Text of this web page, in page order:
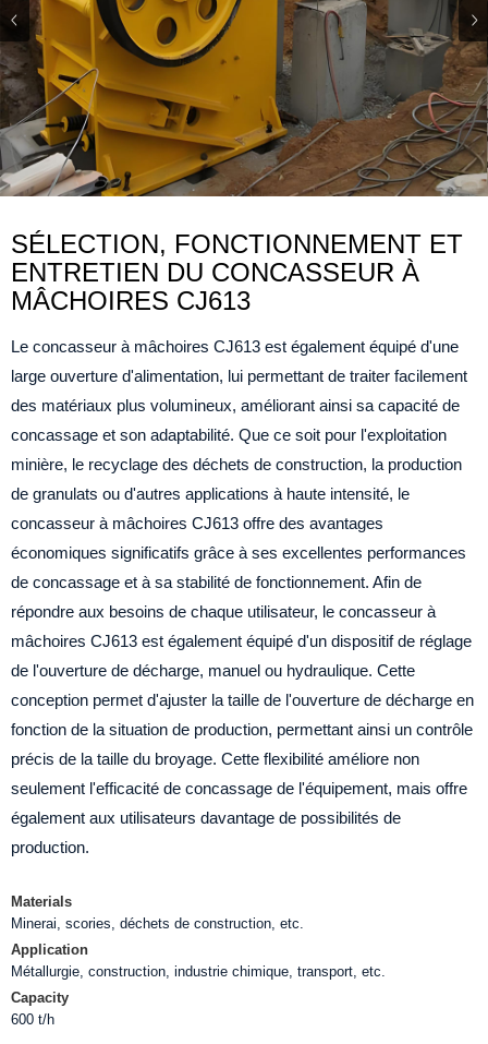
SÉLECTION, FONCTIONNEMENT ET
ENTRETIEN DU CONCASSEUR À
MÂCHOIRES CJ613
Le concasseur à mâchoires CJ613 est également équipé d'une
large ouverture d'alimentation, lui permettant de traiter facilement
des matériaux plus volumineux, améliorant ainsi sa capacité de
concassage et son adaptabilité. Que ce soit pour l'exploitation
minière, le recyclage des déchets de construction, la production
de granulats ou d'autres applications à haute intensité, le
concasseur à mâchoires CJ613 offre des avantages
économiques significatifs grâce à ses excellentes performances
de concassage et à sa stabilité de fonctionnement. Afin de
répondre aux besoins de chaque utilisateur, le concasseur à
mâchoires CJ613 est également équipé d'un dispositif de réglage
de l'ouverture de décharge, manuel ou hydraulique. Cette
conception permet d'ajuster la taille de l'ouverture de décharge en
fonction de la situation de production, permettant ainsi un contrôle
précis de la taille du broyage. Cette flexibilité améliore non
seulement l'efficacité de concassage de l'équipement, mais offre
également aux utilisateurs davantage de possibilités de
production.
Materials
Minerai, scories, déchets de construction, etc.
Application
Métallurgie, construction, industrie chimique, transport, etc.
Capacity
600 t/h